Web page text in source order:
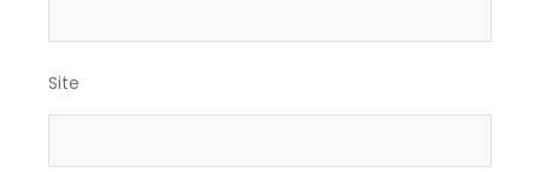
Site